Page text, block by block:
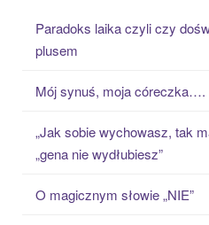
Paradoks laika czyli czy
plusem
Mój synuś, moja córeczka….
„Jak sobie wychowasz, tak
„gena nie wydłubiesz”
O magicznym słowie „NIE”